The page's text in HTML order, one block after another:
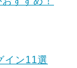
イン11選